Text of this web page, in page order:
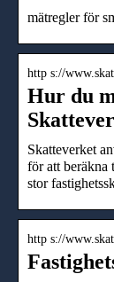
mätregler för
http s://
Hur du
Skatteverket
för att beräkna
stor
http s://